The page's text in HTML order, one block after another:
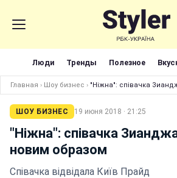
Люди Тренды Полезное
Главная › Шоу бизнес › "Ніжна": співачка
ШОУ БИЗНЕС 19 июня 2018 · 21:25
"Ніжна": співачка
новим образом
Співачка відвідала Київ Прайд